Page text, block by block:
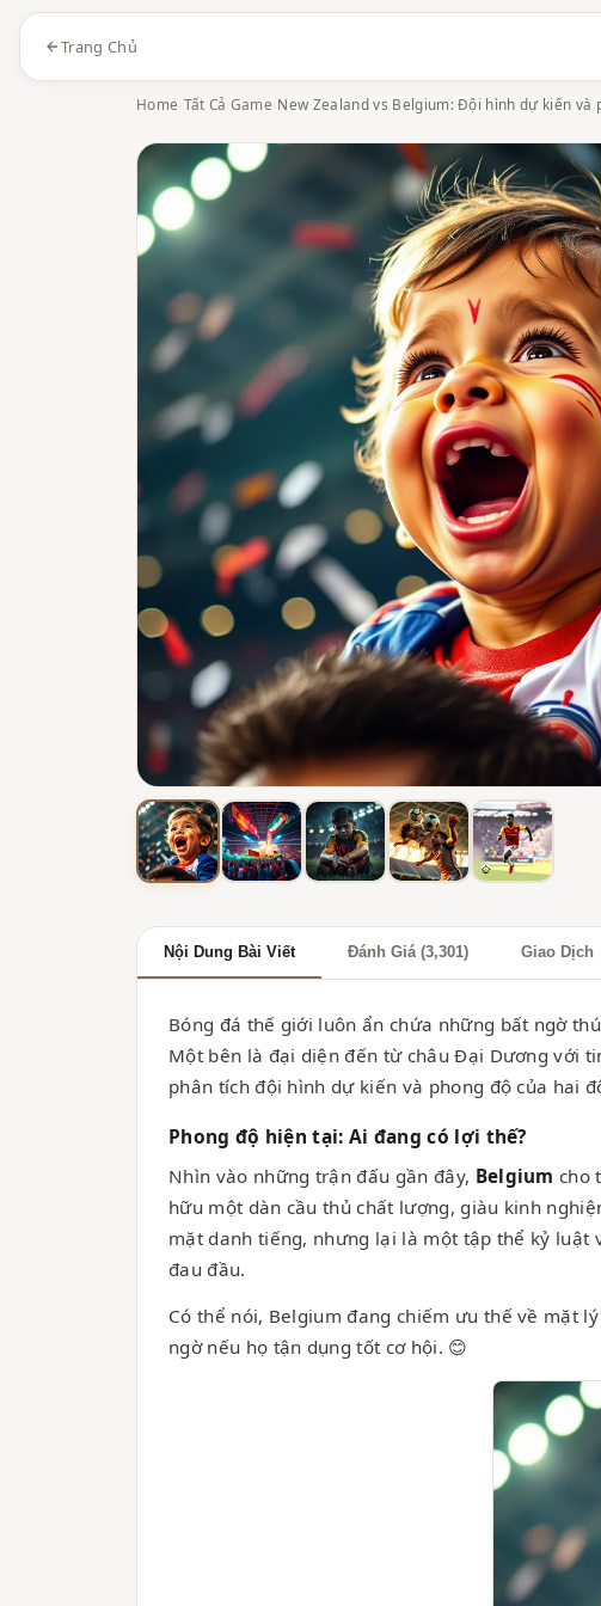
Trang Chủ
Home Tất Cả Game New Zealand vs Belgium: Đội hình dự kiến và
Nội Dung Bài Viết Đánh Giá (3,301) Giao Dịch
Bóng đá thế giới luôn ẩn chứa những bất ngờ
Một bên là đại diện đến từ châu Đại Dương với
phân tích đội hình dự kiến và phong độ của hai
Phong độ hiện tại: Ai đang có lợi thế?
Nhìn vào những trận đấu gần đây, Belgium cho
hữu một dàn cầu thủ chất lượng, giàu kinh
mặt danh tiếng, nhưng lại là một tập thể kỷ luật
đau đầu.
Có thể nói, Belgium đang chiếm ưu thế về mặt
ngờ nếu họ tận dụng tốt cơ hội. 😊